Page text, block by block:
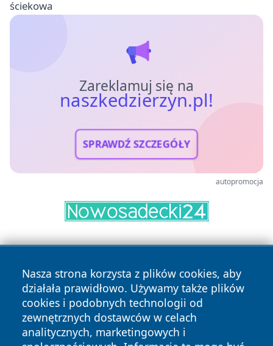
ściekowa
Zareklamuj się na
naszkedzierzyn.pl!
SPRAWDŹ SZCZEGÓŁY
autopromocja
Nasza strona korzysta z plików cookies, aby
działała prawidłowo. Używamy także plików
cookies i podobnych technologii od
zewnętrznych dostawców w celach
analitycznych, marketingowych i
Copyright © 2026 naszkedzierzyn.pl Wszystkie prawa
zastrzeżone.